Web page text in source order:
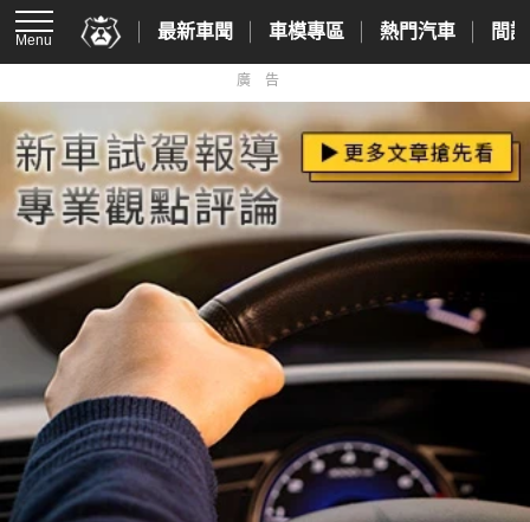
Menu 最新車聞 車模專區 熱門汽車 間
廣告